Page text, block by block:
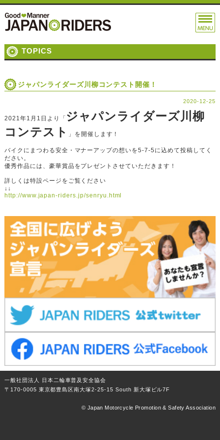
TOPICS
ジャパンライダーズ川柳コンテスト開催！
2020-12-25
2021年1月1日より「 ジャパンライダーズ川柳
コンテスト
」を開催します！
バイクにまつわる安全・マナーアップの想いを5-7-5に込めて投稿してく
ださい。
優秀作品には、豪華賞品をプレゼントさせていただきます！
詳しくは特設ページをご覧ください
↓↓
http://www.japan-riders.jp/senryu.html
一般社団法人 日本二輪車普及安全協会
〒170-0005 東京都豊島区南大塚2-25-15 South 新大塚ビル7F
© Japan Motorcycle Promotion & Safety Association